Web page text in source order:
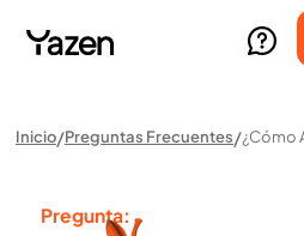
Inicio Preguntas Frecuentes
Pregunta: